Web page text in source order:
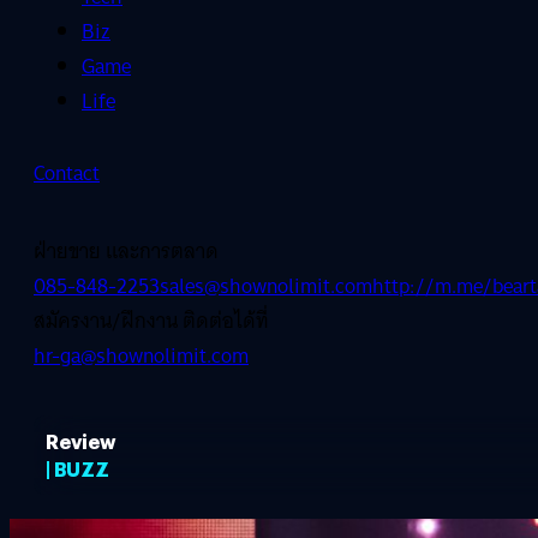
Biz
Game
Life
Contact
ฝ่ายขาย และการตลาด
085-848-2253sales@shownolimit.comhttp://m.me/
สมัครงาน/ฝึกงาน ติดต่อได้ที่
hr-ga@shownolimit.com
Review
| BUZZ